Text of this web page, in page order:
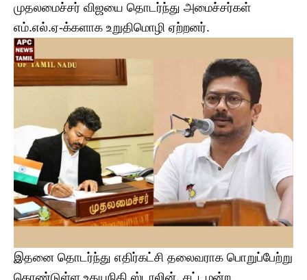
முதலமைச்சர் விஜயை தொடர்ந்து அமைச்சர்கள்
எம்.எல்.ஏ-க்களாக உறுதிமொழி ஏற்றனர்.
இதனை தொடர்ந்து எதிர்கட்சி தலைவராக பொறுப்பேற்று